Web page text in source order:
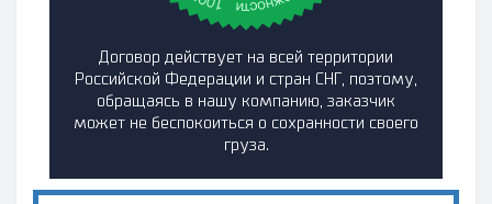
Договор действует на всей территории
Российской Федерации и стран СНГ, поэтому,
обращаясь в нашу компанию, заказчик
может не беспокоиться о сохранности своего
груза.